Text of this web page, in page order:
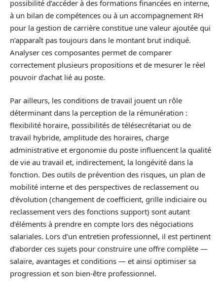
possibilité d’accéder à des formations financées en interne,
à un bilan de compétences ou à un accompagnement RH
pour la gestion de carrière constitue une valeur ajoutée qui
n’apparaît pas toujours dans le montant brut indiqué.
Analyser ces composantes permet de comparer
correctement plusieurs propositions et de mesurer le réel
pouvoir d’achat lié au poste.
Par ailleurs, les conditions de travail jouent un rôle
déterminant dans la perception de la rémunération :
flexibilité horaire, possibilités de télésecrétariat ou de
travail hybride, amplitude des horaires, charge
administrative et ergonomie du poste influencent la qualité
de vie au travail et, indirectement, la longévité dans la
fonction. Des outils de prévention des risques, un plan de
mobilité interne et des perspectives de reclassement ou
d’évolution (changement de coefficient, grille indiciaire ou
reclassement vers des fonctions support) sont autant
d’éléments à prendre en compte lors des négociations
salariales. Lors d’un entretien professionnel, il est pertinent
d’aborder ces sujets pour construire une offre complète —
salaire, avantages et conditions — et ainsi optimiser sa
progression et son bien-être professionnel.